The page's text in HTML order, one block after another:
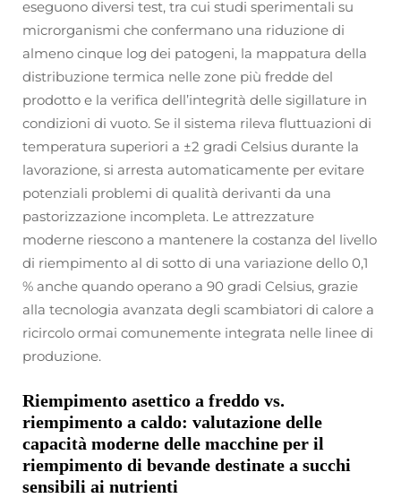
eseguono diversi test, tra cui studi sperimentali su
microrganismi che confermano una riduzione di
almeno cinque log dei patogeni, la mappatura della
distribuzione termica nelle zone più fredde del
prodotto e la verifica dell’integrità delle sigillature in
condizioni di vuoto. Se il sistema rileva fluttuazioni di
temperatura superiori a ±2 gradi Celsius durante la
lavorazione, si arresta automaticamente per evitare
potenziali problemi di qualità derivanti da una
pastorizzazione incompleta. Le attrezzature
moderne riescono a mantenere la costanza del livello
di riempimento al di sotto di una variazione dello 0,1
% anche quando operano a 90 gradi Celsius, grazie
alla tecnologia avanzata degli scambiatori di calore a
ricircolo ormai comunemente integrata nelle linee di
produzione.
Riempimento asettico a freddo vs.
riempimento a caldo: valutazione delle
capacità moderne delle macchine per il
riempimento di bevande destinate a succhi
sensibili ai nutrienti